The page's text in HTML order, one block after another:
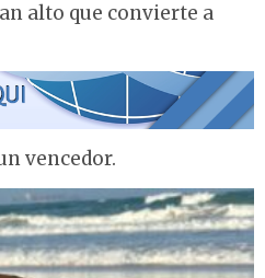
alto que convierte a
vencedor.